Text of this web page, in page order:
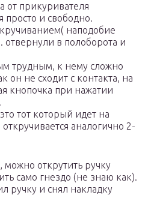
от прикуривателя
просто и свободно.
наподобие
отвернули в полоборота и
трудным, к нему сложно
он не сходит с контакта, на
кнопочка при нажатии
тот который идет на
аналогично 2-
можно открутить ручку
само гнездо (не знаю как).
ручку и снял накладку